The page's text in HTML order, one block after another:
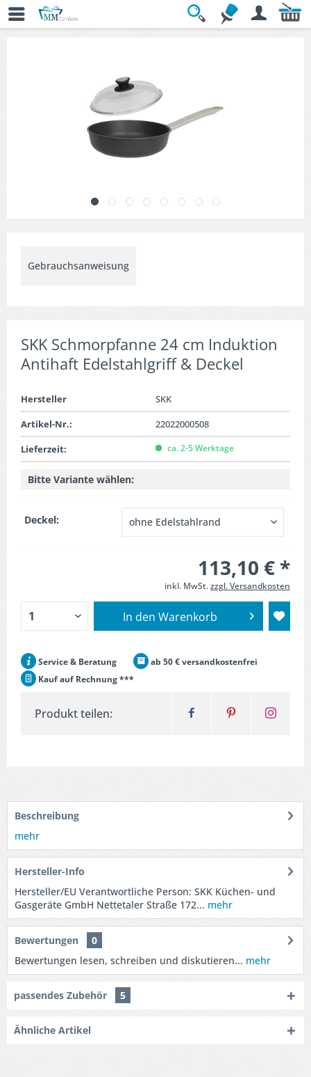
Übersicht
Gebrauchsanweisung
SKK Schmorpfanne 24 cm Induktion
Antihaft Edelstahlgriff & Deckel
Hersteller
SKK
Artikel-Nr.:
22022000508
Lieferzeit:
ca. 2-5 Werktage
Bitte Variante wählen:
Deckel:
113,10 € *
inkl. MwSt.zzgl. Versandkosten
In den Warenkorb
Service & Beratung
ab 50 € versandkostenfrei
Kauf auf Rechnung ***
Produkt teilen:
Beschreibung
mehr
Hersteller-Info
Hersteller/EU Verantwortliche Person: SKK Küchen- und
Gasgeräte GmbH Nettetaler Straße 172... mehr
Bewertungen
0
Bewertungen lesen, schreiben und diskutieren... mehr
passendes Zubehör 5
Ähnliche Artikel